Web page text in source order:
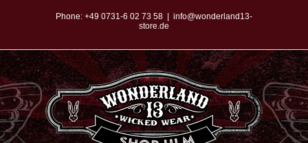
springen
Phone: +49 0731-6 02 73 58
info@wonderland13-
store.de